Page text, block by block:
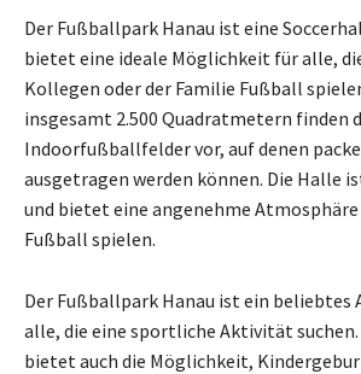
Der Fußballpark Hanau ist eine
bietet eine ideale Möglichkeit für alle,
Kollegen oder der Familie Fußball
insgesamt 2.500 Quadratmetern finden
Indoorfußballfelder vor, auf denen
ausgetragen werden können. Die Halle
und bietet eine angenehme
Fußball spielen.
Der Fußballpark Hanau ist ein beliebtes
alle, die eine sportliche Aktivität suchen.
bietet auch die Möglichkeit,